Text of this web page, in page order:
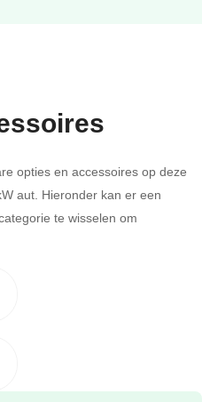
opties en accessoires op deze
aut. Hieronder kan er een
te wisselen om